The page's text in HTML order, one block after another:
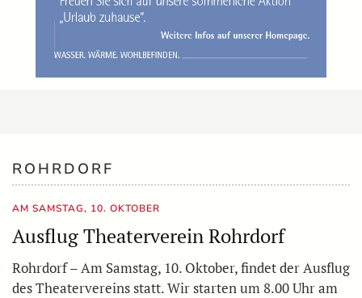
ROHRDORF
AM SAMSTAG, 10. OKTOBER
Ausflug Theaterverein Rohrdorf
Rohrdorf – Am Samstag, 10. Oktober, findet der Ausflug
des Theatervereins statt. Wir starten um 8.00 Uhr am